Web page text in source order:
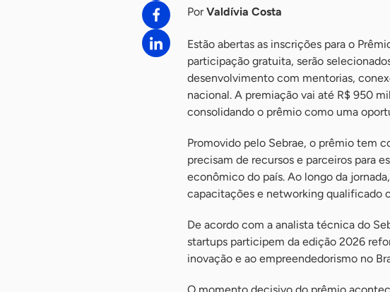
PorValdívia Costa
Estão abertas as inscrições para o
participação gratuita, serão
desenvolvimento com mentorias,
nacional. A premiação vai até R$ 950
consolidando o prêmio como uma
Promovido pelo Sebrae, o prêmio tem
precisam de recursos e parceiros para
econômico do país. Ao longo da
capacitações e networking qualificado
De acordo com a analista técnica do
startups participem da edição 2026
inovação e ao empreendedorismo no